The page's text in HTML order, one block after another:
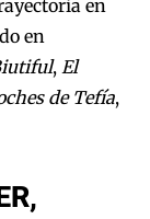
en
en
, El
de Tefía,